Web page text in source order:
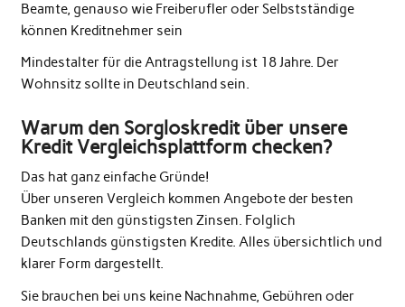
Beamte, genauso wie Freiberufler oder Selbstständige
können Kreditnehmer sein
Mindestalter für die Antragstellung ist 18 Jahre. Der
Wohnsitz sollte in Deutschland sein.
Warum den Sorgloskredit über unsere
Kredit Vergleichsplattform checken?
Das hat ganz einfache Gründe!
Über unseren Vergleich kommen Angebote der besten
Banken mit den günstigsten Zinsen. Folglich
Deutschlands günstigsten Kredite. Alles übersichtlich und
klarer Form dargestellt.
Sie brauchen bei uns keine Nachnahme, Gebühren oder